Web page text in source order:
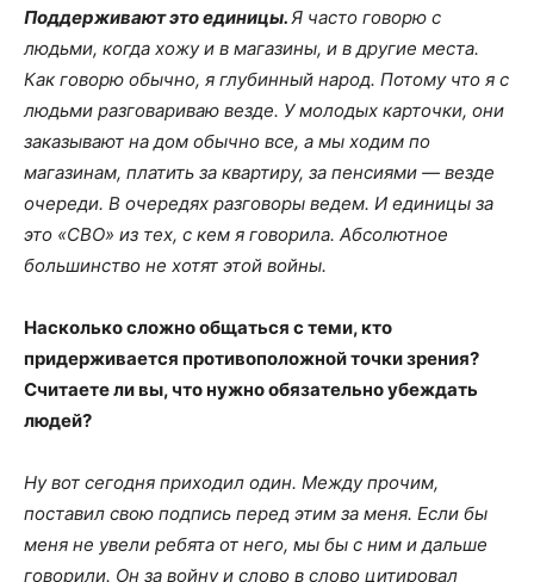
Поддерживают это единицы.Я часто говорю с
людьми, когда хожу и в магазины, и в другие места.
Как говорю обычно, я глубинный народ. Потому что я с
людьми разговариваю везде. У молодых карточки, они
заказывают на дом обычно все, а мы ходим по
магазинам, платить за квартиру, за пенсиями — везде
очереди. В очередях разговоры ведем. И единицы за
это «СВО» из тех, с кем я говорила. Абсолютное
большинство не хотят этой войны.
Насколько сложно общаться с теми, кто
придерживается противоположной точки зрения?
Считаете ли вы, что нужно обязательно убеждать
людей?
Ну вот сегодня приходил один. Между прочим,
поставил свою подпись перед этим за меня. Если бы
меня не увели ребята от него, мы бы с ним и дальше
говорили. Он за войну и слово в слово цитировал